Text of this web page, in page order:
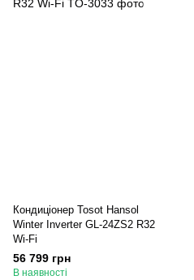
Кондиціонер Tosot Hansol
Winter Inverter GL-24ZS2 R32
Wi-Fi
56 799 грн
В наявності